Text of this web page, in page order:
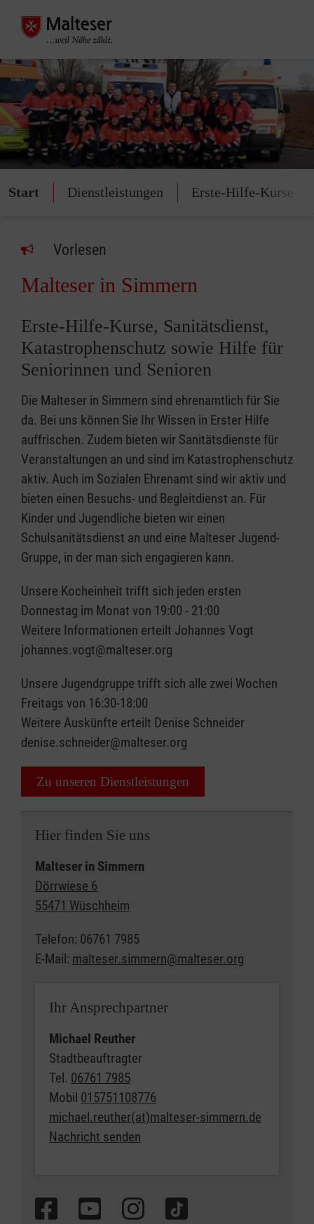
Start Dienstleistungen Erste-Hilfe-Kurse
Vorlesen
Malteser in Simmern
Erste-Hilfe-Kurse, Sanitätsdienst,
Katastrophenschutz sowie Hilfe für
Seniorinnen und Senioren
Die Malteser in Simmern sind ehrenamtlich für Sie
da. Bei uns können Sie Ihr Wissen in Erster Hilfe
auffrischen. Zudem bieten wir Sanitätsdienste für
Veranstaltungen an und sind im Katastrophenschutz
aktiv. Auch im Sozialen Ehrenamt sind wir aktiv und
bieten einen Besuchs- und Begleitdienst an. Für
Kinder und Jugendliche bieten wir einen
Schulsanitätsdienst an und eine Malteser Jugend-
Gruppe, in der man sich engagieren kann.
Unsere Kocheinheit trifft sich jeden ersten
Donnestag im Monat von 19:00 - 21:00
Weitere Informationen erteilt Johannes Vogt
johannes.vogt@malteser.org
Unsere Jugendgruppe trifft sich alle zwei Wochen
Freitags von 16:30-18:00
Weitere Auskünfte erteilt Denise Schneider
denise.schneider@malteser.org
Zu unseren Dienstleistungen
Hier finden Sie uns
Malteser in Simmern
Dörrwiese 6
55471 Wüschheim
Telefon: 06761 7985
E-Mail: malteser.simmern@malteser.org
Ihr Ansprechpartner
Michael Reuther
Stadtbeauftragter
Tel. 06761 7985
Mobil 015751108776
michael.reuther(at)malteser-simmern.de
Nachricht senden